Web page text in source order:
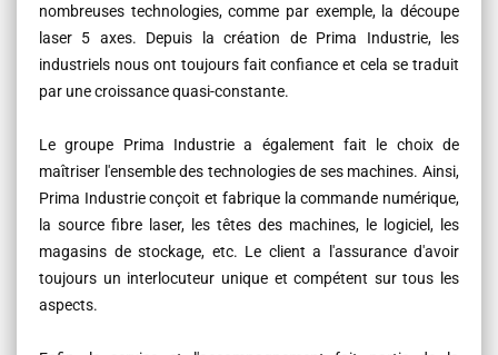
nombreuses technologies, comme par exemple, la découpe
laser 5 axes. Depuis la création de Prima Industrie, les
industriels nous ont toujours fait confiance et cela se traduit
par une croissance quasi-constante.
Le groupe Prima Industrie a également fait le choix de
maîtriser l'ensemble des technologies de ses machines. Ainsi,
Prima Industrie conçoit et fabrique la commande numérique,
la source fibre laser, les têtes des machines, le logiciel, les
magasins de stockage, etc. Le client a l'assurance d'avoir
toujours un interlocuteur unique et compétent sur tous les
aspects.